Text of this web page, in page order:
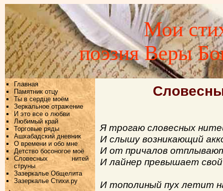
Мои
поэзия Веры
Главная
Памятник отцу
Ты в сердце моём
Зеркальное отражение
И это все о любви
Любимый край
Торговые ряды
Ашхабадский дневник
О времени и обо мне
Детство босоногое моё
Словесных нитей
струны
Зазеркалье Общелита
Зазеркалье Стихи.ру
Я трогаю словесных
И слышу возникающий
И от причалов
И лайнер превышает свой
И тополиный пух летит